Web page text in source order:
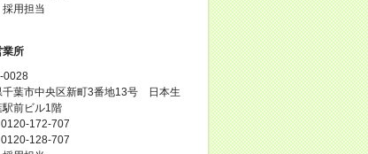
用担当
業所
0028
千葉市中央区新町3番地13号 日本生
駅前ビル1階
172-707
0120-128-707